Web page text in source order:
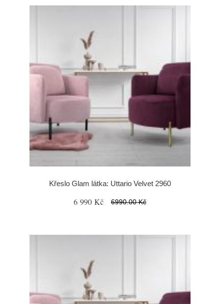
Křeslo Glam látka: Uttario Velvet 2960
6 990 Kč 6990.00 Kč